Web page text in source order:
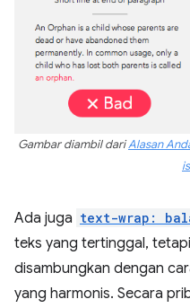
Gambar diambil dariAlasan
Ada juga text-wrap:
teks yang tertinggal,
disambungkan dengan
yang harmonis. Secara